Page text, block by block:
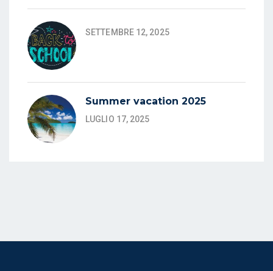
SETTEMBRE 12, 2025
Summer vacation 2025
LUGLIO 17, 2025